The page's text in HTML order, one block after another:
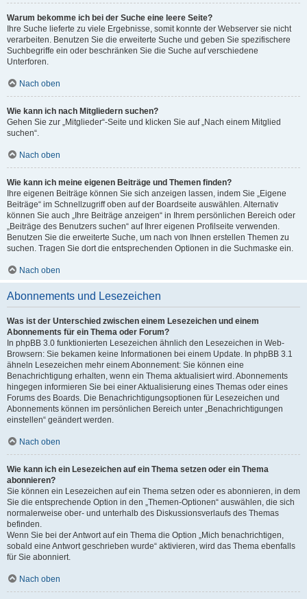
Warum bekomme ich bei der Suche eine leere Seite?
Ihre Suche lieferte zu viele Ergebnisse, somit konnte der Webserver sie nicht
verarbeiten. Benutzen Sie die erweiterte Suche und geben Sie spezifischere
Suchbegriffe ein oder beschränken Sie die Suche auf verschiedene
Unterforen.
Nach oben
Wie kann ich nach Mitgliedern suchen?
Gehen Sie zur „Mitglieder“-Seite und klicken Sie auf „Nach einem Mitglied
suchen“.
Nach oben
Wie kann ich meine eigenen Beiträge und Themen finden?
Ihre eigenen Beiträge können Sie sich anzeigen lassen, indem Sie „Eigene
Beiträge“ im Schnellzugriff oben auf der Boardseite auswählen. Alternativ
können Sie auch „Ihre Beiträge anzeigen“ in Ihrem persönlichen Bereich oder
„Beiträge des Benutzers suchen“ auf Ihrer eigenen Profilseite verwenden.
Benutzen Sie die erweiterte Suche, um nach von Ihnen erstellen Themen zu
suchen. Tragen Sie dort die entsprechenden Optionen in die Suchmaske ein.
Nach oben
Abonnements und Lesezeichen
Was ist der Unterschied zwischen einem Lesezeichen und einem
Abonnements für ein Thema oder Forum?
In phpBB 3.0 funktionierten Lesezeichen ähnlich den Lesezeichen in Web-
Browsern: Sie bekamen keine Informationen bei einem Update. In phpBB 3.1
ähneln Lesezeichen mehr einem Abonnement: Sie können eine
Benachrichtigung erhalten, wenn ein Thema aktualisiert wird. Abonnements
hingegen informieren Sie bei einer Aktualisierung eines Themas oder eines
Forums des Boards. Die Benachrichtigungsoptionen für Lesezeichen und
Abonnements können im persönlichen Bereich unter „Benachrichtigungen
einstellen“ geändert werden.
Nach oben
Wie kann ich ein Lesezeichen auf ein Thema setzen oder ein Thema
abonnieren?
Sie können ein Lesezeichen auf ein Thema setzen oder es abonnieren, in dem
Sie die entsprechende Option in den „Themen-Optionen“ auswählen, die sich
normalerweise ober- und unterhalb des Diskussionsverlaufs des Themas
befinden.
Wenn Sie bei der Antwort auf ein Thema die Option „Mich benachrichtigen,
sobald eine Antwort geschrieben wurde“ aktivieren, wird das Thema ebenfalls
für Sie abonniert.
Nach oben